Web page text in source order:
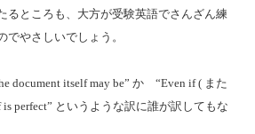
るところも、大方が受験英語でさんざん練
でやさしいでしょう。
document itself may be” か “Even if ( また
is perfect” というような訳に誰が訳してもな